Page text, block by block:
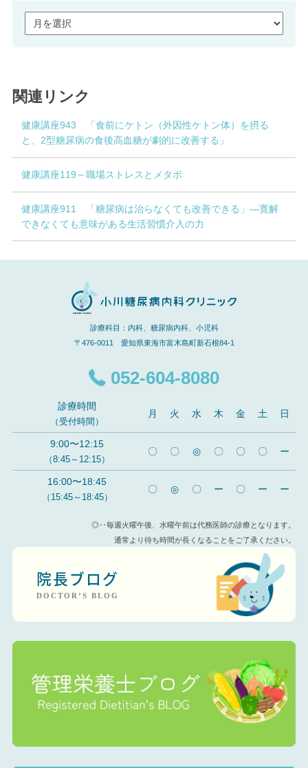
関連リンク
健康講座943 「食前にケトン（外因性ケトン体）を摂る
と、2型糖尿病の食後高血糖が劇的に改善する」
健康講座119～職場ストレスとメタボ
健康講座911 「糖尿病は治らなくても改善できる」―寛解
できなくても意味がある生活習慣介入の力
診療科目：内科、糖尿病内科、小児科
〒476-0011 愛知県東海市富木島町新石根84-1
052-604-8080
診療時間
（受付時間）
月 火 水 木 金 土 日
9:00〜12:15
（8:45～12:15）
〇 〇 ◎ 〇 〇 〇 ー
16:00〜18:45
（15:45～18:45）
〇 ◎ 〇 ー 〇 ー ー
◎‥毎週火曜午後、水曜午前は代務医師の診療となります。
通常より待ち時間が長くなることをご了承ください。
院長ブログ
DOCTOR’S BLOG